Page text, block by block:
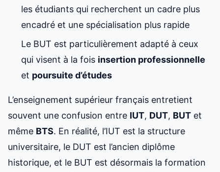
les étudiants qui recherchent un cadre plus
encadré et une spécialisation plus rapide
Le BUT est particulièrement adapté à ceux
qui visent à la fois insertion professionnelle
et poursuite d’études
L’enseignement supérieur français entretient
souvent une confusion entre IUT, DUT, BUT et
même BTS. En réalité, l’IUT est la structure
universitaire, le DUT est l’ancien diplôme
historique, et le BUT est désormais la formation